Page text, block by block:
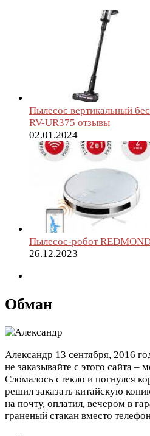
Пылесос вертикальный
RV-UR375 отзывы
02.01.2024
Пылесос-робот
26.12.2023
Обман
Александр 13 сентября, 2016
не заказывайте с этого сайта –
Сломалось стекло и погнулся
решил заказать китайскую
на почту, оплатил, вечером в
граненый стакан вместо